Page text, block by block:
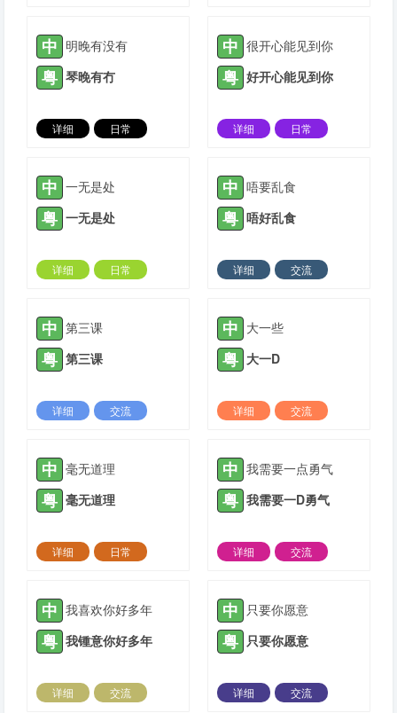
中 明晚有没有
粤 琴晚有冇
详细
日常
中 很开心能见到你
粤 好开心能见到你
详细
日常
中 一无是处
粤 一无是处
详细
日常
中 唔要乱食
粤 唔好乱食
详细
交流
中 第三课
粤 第三课
详细
交流
中 大一些
粤 大一D
详细
交流
中 毫无道理
粤 毫无道理
详细
日常
中 我需要一点勇气
粤 我需要一D勇气
详细
交流
中 我喜欢你好多年
粤 我锺意你好多年
详细
交流
中 只要你愿意
粤 只要你愿意
详细
交流